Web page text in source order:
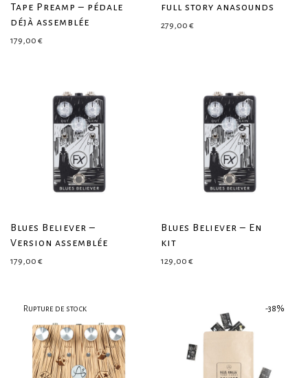
Tape Preamp – pédale
déjà assemblée
179,00 €
full story anasounds
279,00 €
Blues Believer –
Version assemblée
179,00 €
Blues Believer – En
kit
129,00 €
-38%